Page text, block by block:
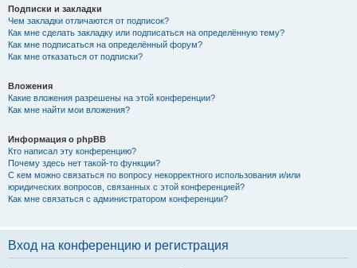
Подписки и закладки
Чем закладки отличаются от подписок?
Как мне сделать закладку или подписаться на определённую тему?
Как мне подписаться на определённый форум?
Как мне отказаться от подписки?
Вложения
Какие вложения разрешены на этой конференции?
Как мне найти мои вложения?
Информация о phpBB
Кто написал эту конференцию?
Почему здесь нет такой-то функции?
С кем можно связаться по вопросу некорректного использования и/или
юридических вопросов, связанных с этой конференцией?
Как мне связаться с администратором конференции?
Вход на конференцию и регистрация